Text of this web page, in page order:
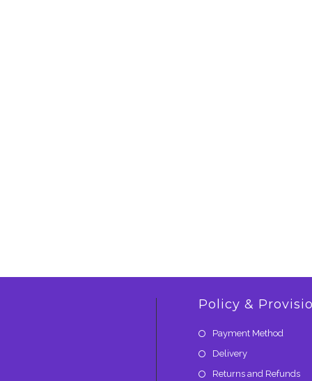
Policy &
Payment Method
Delivery
Returns and Refunds